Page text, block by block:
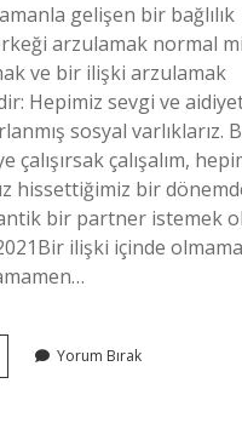
gelişen bir bağlılık
arzulamak normal
ve bir ilişki arzulamak
Hepimiz sevgi ve
sosyal varlıklarız.
çalışalım,
hissettiğimiz bir
bir partner istemek
ilişki içinde
Yorum Bırak